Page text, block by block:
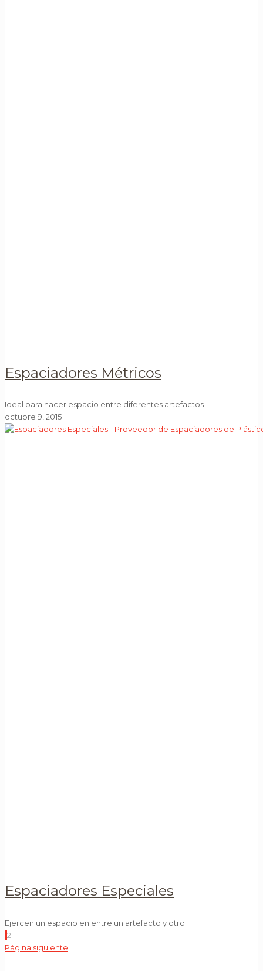
Espaciadores Métricos
Ideal para hacer espacio entre diferentes artefactos
octubre 9, 2015
Espaciadores Especiales
Ejercen un espacio en entre un artefacto y otro
12
Página siguiente